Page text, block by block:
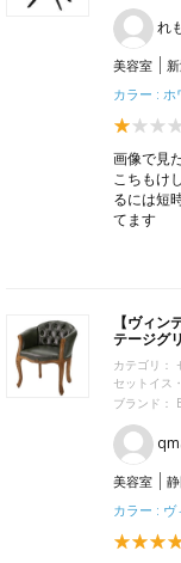
れ
美容室
カラー : ホ
画像で見
こちもけ
るには短
てます
【ヴィ
テージグ
カテゴリ：
セットイス
ブランド：
美容室
カラー : ヴ